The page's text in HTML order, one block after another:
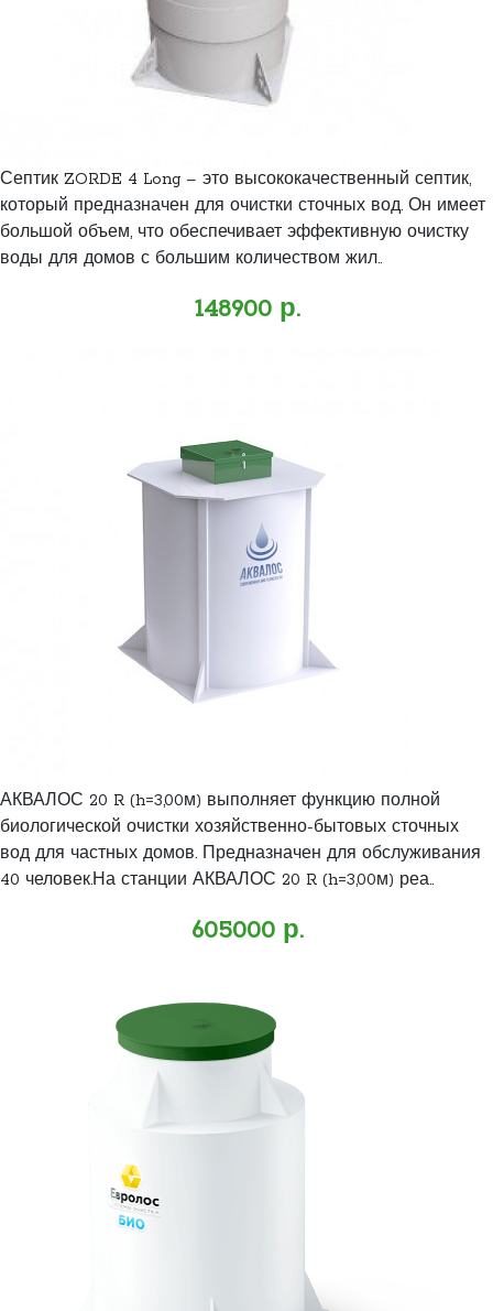
Септик ZORDE 4 Long – это высококачественный септик,
который предназначен для очистки сточных вод. Он имеет
большой объем, что обеспечивает эффективную очистку
воды для домов с большим количеством жил..
148900 р.
АКВАЛОС 20 R (h=3,00м) выполняет функцию полной
биологической очистки хозяйственно-бытовых сточных
вод для частных домов. Предназначен для обслуживания
40 человек.На станции АКВАЛОС 20 R (h=3,00м) реа..
605000 р.